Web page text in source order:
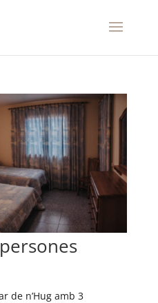
de n’Hug amb 3